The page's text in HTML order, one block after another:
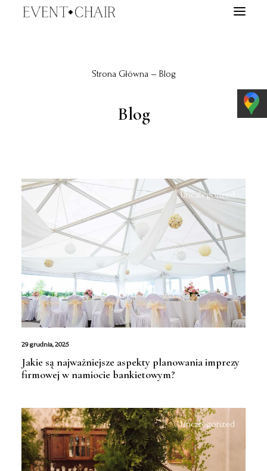
WYSZUKIWANIE
Strona Główna Blog
Blog
Uncategorized
29 grudnia, 2025
Jakie są najważniejsze aspekty planowania imprezy
firmowej w namiocie bankietowym?
Uncategorized